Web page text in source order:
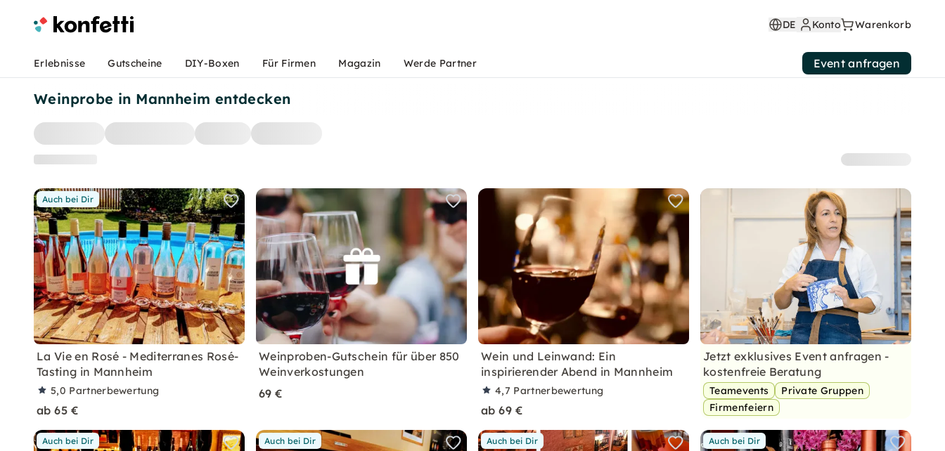
Weinprobe in Mannheim entdecken
Auch bei Dir
La Vie en Rosé - Mediterranes Rosé-
Tasting in Mannheim
5,0 Partnerbewertung
ab 65 €
Weinproben-Gutschein für über 850
Weinverkostungen
69 €
Wein und Leinwand: Ein
inspirierender Abend in Mannheim
4,7 Partnerbewertung
ab 69 €
Jetzt exklusives Event anfragen -
kostenfreie Beratung
Teamevents
Private Gruppen
Firmenfeiern
Auch bei Dir Auch bei Dir Auch bei Dir Auch bei Dir
DE Konto Warenkorb
Erlebnisse Gutscheine DIY-Boxen Für Firmen Magazin Werde Partner Event anfragen